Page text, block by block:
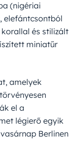
(nigériai
elefántcsontból
és stilizált
miniatűr
amelyek
el a
légierő egyik
Berlinen